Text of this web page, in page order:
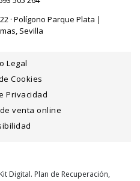
· Polígono Parque Plata |
Sevilla
Legal
Cookies
Privacidad
venta online
Digital. Plan de Recuperación,